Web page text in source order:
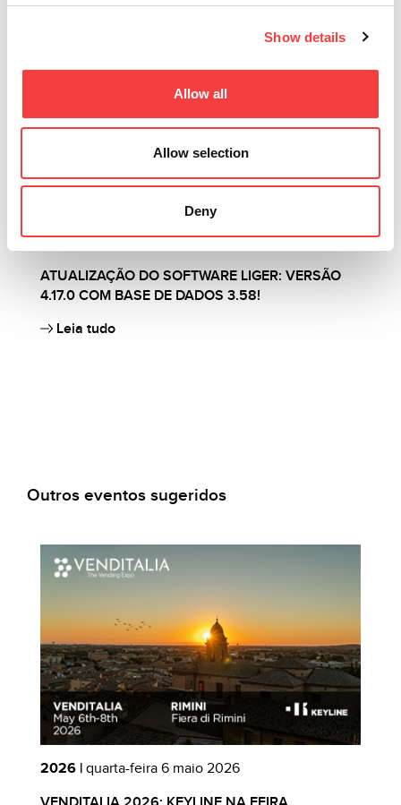
Show details
Allow all
Allow selection
Deny
2026 |quarta-feira 1 julho 2026
ATUALIZAÇÃO DO SOFTWARE LIGER: VERSÃO
4.17.0 COM BASE DE DADOS 3.58!
Leia tudo
Outros eventos sugeridos
2026 | quarta-feira 6 maio 2026